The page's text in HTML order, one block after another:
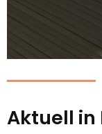
Aktuell in